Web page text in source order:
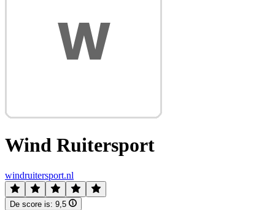
Wind Ruitersport
windruitersport.nl
De score is: 9,5